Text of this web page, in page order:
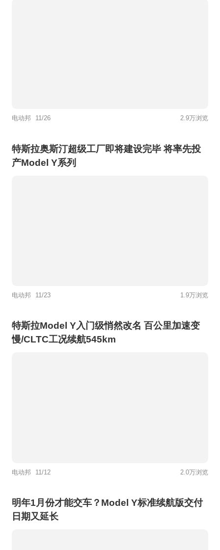
电动邦 11/26 2.9万浏览
特斯拉奥斯汀超级工厂即将建设完毕 将率先投
产Model Y系列
电动邦 11/23 1.9万浏览
特斯拉Model Y入门级悄然改名 百公里加速变
慢/CLTC工况续航545km
电动邦 11/12 2.0万浏览
明年1月份才能交车？Model Y标准续航版交付
日期又延长